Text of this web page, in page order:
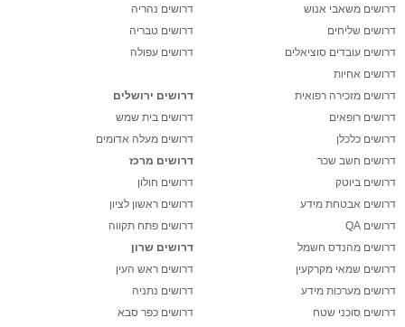
דרושים משאבי אנוש
דרושים שליחים
דרושים עובדים סוציאלים
דרושים אחיות
דרושים מזכירה רפואית
דרושים רופאים
דרושים כלכלן
דרושים חשב שכר
דרושים ביוטק
דרושים אבטחת מידע
דרושים QA
דרושים מהנדס חשמל
דרושים שמאי מקרקעין
דרושים מערכות מידע
דרושים סוכני שטח
דרושים נהריה
דרושים טבריה
דרושים עפולה
דרושים ירושלים
דרושים בית שמש
דרושים מעלה אדומים
דרושים מרכז
דרושים חולון
דרושים ראשון לציון
דרושים פתח תקווה
דרושים שרון
דרושים ראש העין
דרושים נתניה
דרושים כפר סבא